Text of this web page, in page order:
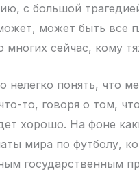
с большой
может быть все
сейчас, кому
нелегко понять, что
то, говоря о том,
хорошо. На фоне
мира по футболу,
государственным